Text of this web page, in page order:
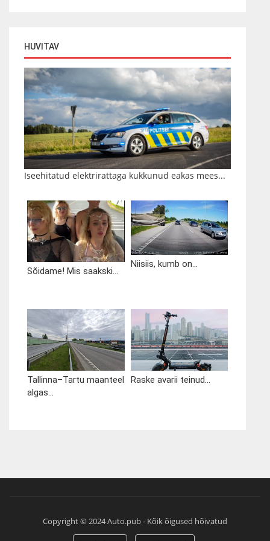
HUVITAV
Iseehitatud elektrirattaga kukkunud eakas mees...
Sõidame! Mis saakski...
Niisiis, kumb on...
Tallinna–Tartu maanteel
algas...
Raske avarii teinud...
Copyright © 2024 Auto.pub - Kõik õigused hõivatud